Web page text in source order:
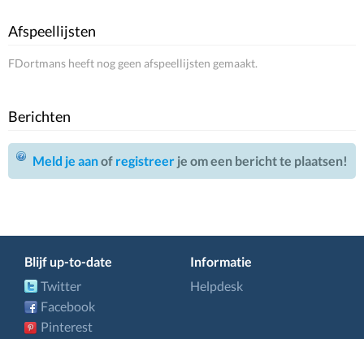
Afspeellijsten
FDortmans heeft nog geen afspeellijsten gemaakt.
Berichten
Meld je aanof registreer je om een bericht te plaatsen!
Blijf up-to-date
Twitter
Facebook
Pinterest
Informatie
Helpdesk